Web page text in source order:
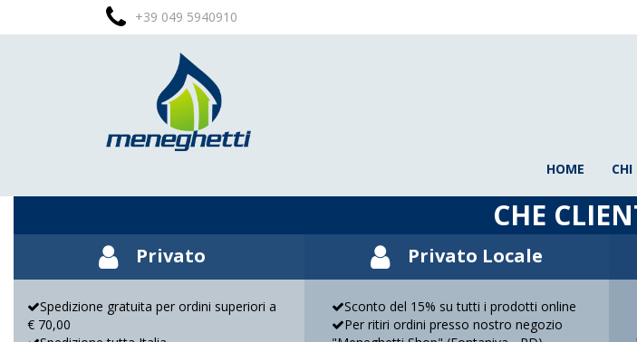
+39 049 5940910
HOME CHI
CHE
Privato
Spedizione gratuita per ordini superiori a
€ 70,00
Privato Locale
Sconto del 15% su tutti i prodotti online
Per ritiri ordini presso nostro negozio